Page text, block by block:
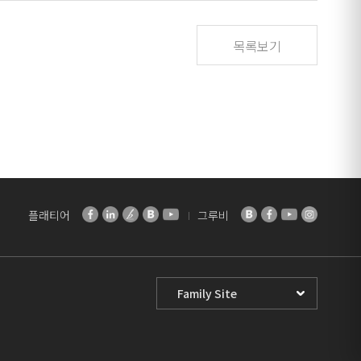
목록보기
플래티어 그루비